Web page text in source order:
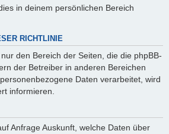
in deinem persönlichen Bereich
RICHTLINIE
den Bereich der Seiten, die die phpBB-
der Betreiber in anderen Bereichen
Daten verarbeitet, wird
informieren.
Anfrage Auskunft, welche Daten über